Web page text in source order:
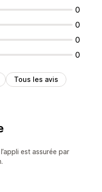
0
0
0
0
Tous les avis
est assurée par